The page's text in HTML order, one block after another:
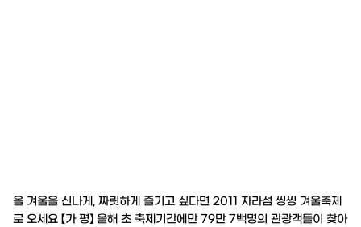
올 겨울을 신나게, 짜릿하게 즐기고 싶다면 2011 자라섬 씽씽 겨울축제
로 오세요 【가 평】 올해 초 축제기간에만 79만 7백명의 관광객들이 찾아